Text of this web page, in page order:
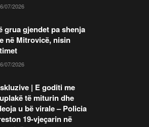
07/2026
grua gjendet pa shenja
në Mitrovicë, nisin
07/2026
| E goditi me
të miturin dhe
u bë virale – Policia
19-vjeçarin në